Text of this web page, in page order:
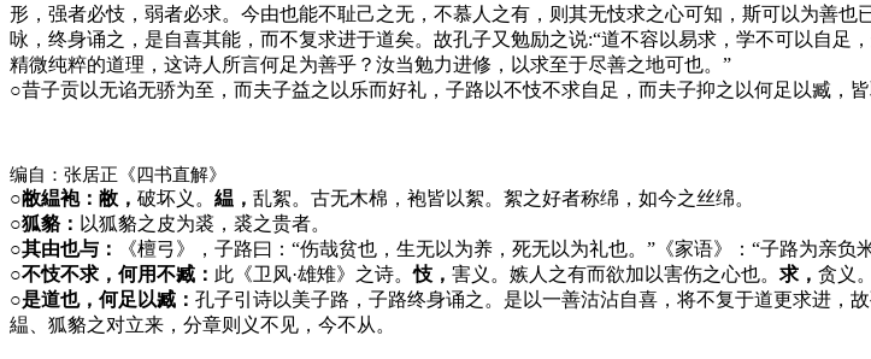
形，强者必忮，弱者必求。今由也能不耻己之无，不慕人之有，则其无忮求之心可知，斯可以为善
咏，终身诵之，是自喜其能，而不复求进于道矣。故孔子又勉励之说:“道不容以易求，学不可以自足
精微纯粹的道理，这诗人所言何足为善乎？汝当勉力进修，以求至于尽善之地可也。”
○昔子贡以无谄无骄为至，而夫子益之以乐而好礼，子路以不忮不求自足，而夫子抑之以何足以臧，
编自：张居正《四书直解》
○敝緼袍：敝， 破坏义。 緼， 乱絮。古无木棉，袍皆以絮。絮之好者称绵，如今之丝绵。
○狐貉： 以狐貉之皮为裘，裘之贵者。
○其由也与：
《檀弓》，子路曰：“伤哉贫也，生无以为养，死无以为礼也。”《家语》：“子路为亲负
○不忮不求，何用不臧： 此《卫风·雄雉》之诗。忮， 害义。嫉人之有而欲加以害伤之心也。 求， 贪义
○是道也，何足以臧： 孔子引诗以美子路，子路终身诵之。是以一善沽沾自喜，将不复于道更求进，
緼、狐貉之对立来，分章则义不见，今不从。